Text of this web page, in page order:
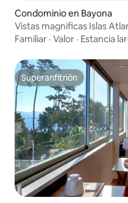
Condominio en Bayona
Vistas magnificas Islas
Familiar · Valor · Estancia
Superanfitrión
Superanfitrión